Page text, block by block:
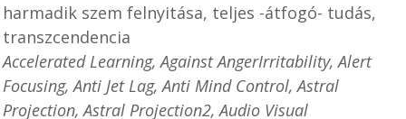
harmadik szem felnyitása, teljes -átfogó- tudás,
transzcendencia
Accelerated Learning, Against AngerIrritability, Alert
Focusing, Anti Jet Lag, Anti Mind Control, Astral
Projection, Astral Projection2, Audio Visual